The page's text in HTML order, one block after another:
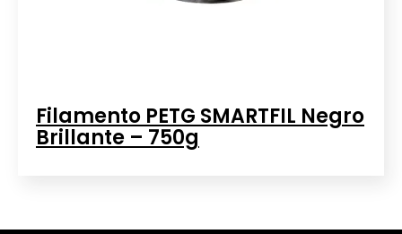
Filamento PETG SMARTFIL Negro
Brillante – 750g